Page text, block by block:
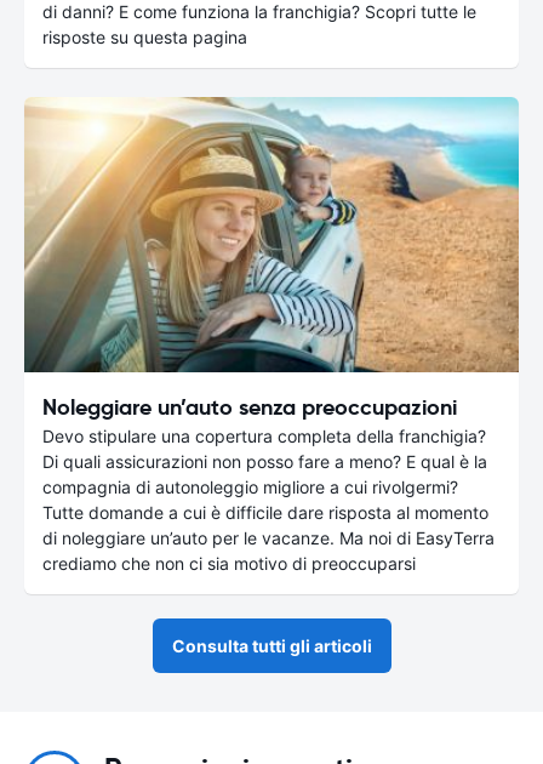
di danni? E come funziona la franchigia? Scopri tutte le
risposte su questa pagina
Noleggiare un’auto senza preoccupazioni
Devo stipulare una copertura completa della franchigia?
Di quali assicurazioni non posso fare a meno? E qual è la
compagnia di autonoleggio migliore a cui rivolgermi?
Tutte domande a cui è difficile dare risposta al momento
di noleggiare un’auto per le vacanze. Ma noi di EasyTerra
crediamo che non ci sia motivo di preoccuparsi
Consulta tutti gli articoli